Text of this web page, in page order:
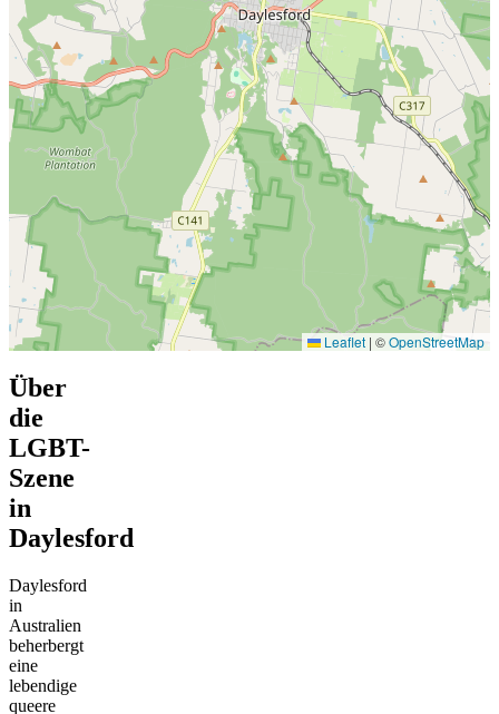
Leaflet | ©OpenStreetMap
Über
die
LGBT-
Szene
in
Daylesford
Daylesford
in
Australien
beherbergt
eine
lebendige
queere